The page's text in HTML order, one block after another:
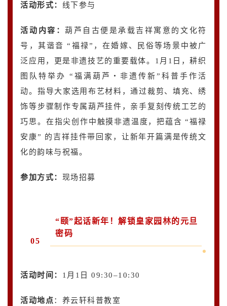
活动形式： 线下参与
活动内容 ：葫芦自古便是承载吉祥寓意的文化符
号，其谐音 “福禄”，在婚嫁、民俗等场景中被广
泛应用，更是非遗技艺的重要载体。1月1日，耕织
图队特举办 “福满葫芦・非遗传新”科普手作活
动。指导大家选用布艺材料，通过裁剪、填充、绣
饰等步骤制作专属葫芦挂件，亲手复刻传统工艺的
巧思。在指尖创作中触摸非遗温度，把蕴含 “福禄
安康” 的吉祥挂件带回家，让新年开篇满是传统文
化的韵味与祝福。
参加方式： 现场招募
05
“颐”起话新年！解锁皇家园林的元旦
密码
活动时间： 1月1日 09:30–10:30
活动地点：养云轩科普教室